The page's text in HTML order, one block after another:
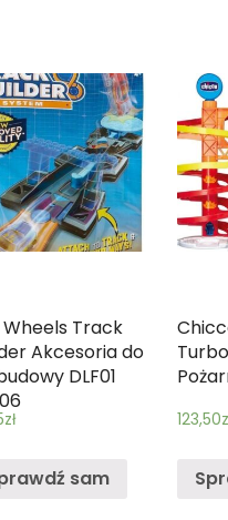
Track
Akcesoria do
DLF01
zł
sam
123,50